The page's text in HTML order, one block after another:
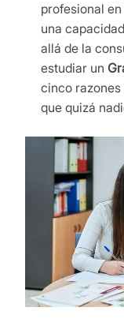
profesional
una
allá de la
estudiar un
cinco
que quizá